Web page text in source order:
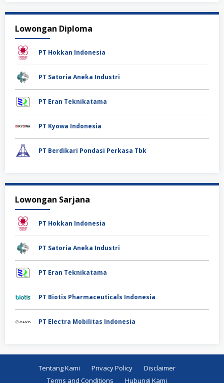
Lowongan Diploma
PT Hokkan Indonesia
PT Satoria Aneka Industri
PT Eran Teknikatama
PT Kyowa Indonesia
PT Berdikari Pondasi Perkasa Tbk
Lowongan Sarjana
PT Hokkan Indonesia
PT Satoria Aneka Industri
PT Eran Teknikatama
PT Biotis Pharmaceuticals Indonesia
PT Electra Mobilitas Indonesia
Tentang Kami Privacy Policy
Disclaimer
Terms and Conditions
Hubungi Kami